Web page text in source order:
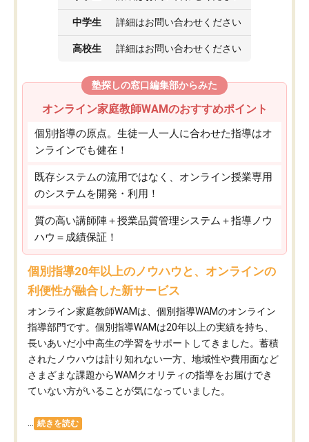
中学生 詳細はお問い合わせください
高校生 詳細はお問い合わせください
塾探しの窓口編集部からみた
オンライン家庭教師WAMのおすすめポイント
個別指導の原点。生徒一人一人に合わせた指導はオ
ンラインでも健在！
既存システムの流用ではなく、オンライン授業専用
のシステムを開発・利用！
質の高い講師陣＋授業品質管理システム＋指導ノウ
ハウ＝成績保証！
個別指導20年以上のノウハウと、オンラインの
利便性が融合した新サービス
オンライン家庭教師WAMは、個別指導WAMのオンライン
指導部門です。個別指導WAMは20年以上の実績を持ち、
長いあいだ小中高生の学習をサポートしてきました。蓄積
されたノウハウは計り知れない一方、地域性や費用面など
さまざまな課題からWAMクオリティの指導をお届けでき
ていない方がいることが気になっていました。
続きを読む